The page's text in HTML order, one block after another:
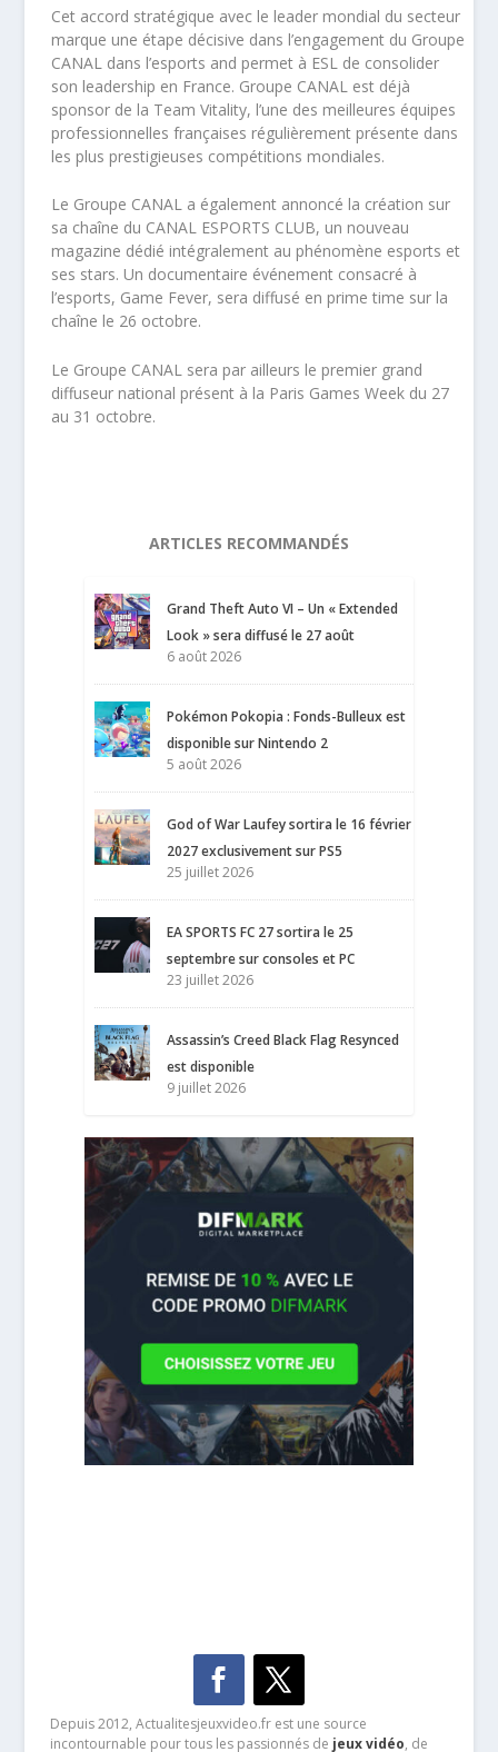
Cet accord stratégique avec le leader mondial du secteur
marque une étape décisive dans l’engagement du Groupe
CANAL dans l’esports and permet à ESL de consolider
son leadership en France. Groupe CANAL est déjà
sponsor de la Team Vitality, l’une des meilleures équipes
professionnelles françaises régulièrement présente dans
les plus prestigieuses compétitions mondiales.
Le Groupe CANAL a également annoncé la création sur
sa chaîne du CANAL ESPORTS CLUB, un nouveau
magazine dédié intégralement au phénomène esports et
ses stars. Un documentaire événement consacré à
l’esports, Game Fever, sera diffusé en prime time sur la
chaîne le 26 octobre.
Le Groupe CANAL sera par ailleurs le premier grand
diffuseur national présent à la Paris Games Week du 27
au 31 octobre.
ARTICLES RECOMMANDÉS
Grand Theft Auto VI – Un « Extended
Look » sera diffusé le 27 août
6 août 2026
Pokémon Pokopia : Fonds-Bulleux est
disponible sur Nintendo 2
5 août 2026
God of War Laufey sortira le 16 février
2027 exclusivement sur PS5
25 juillet 2026
EA SPORTS FC 27 sortira le 25
septembre sur consoles et PC
23 juillet 2026
Assassin’s Creed Black Flag Resynced
est disponible
9 juillet 2026
Depuis 2012, Actualitesjeuxvideo.fr est une source
incontournable pour tous les passionnés de jeux vidéo, de